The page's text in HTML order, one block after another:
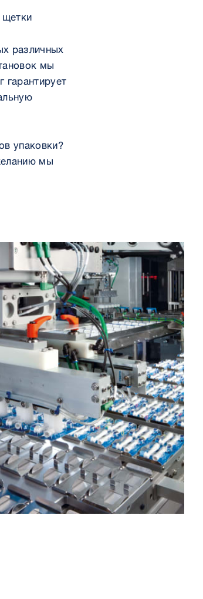
различных
мы
упаковки?
мы